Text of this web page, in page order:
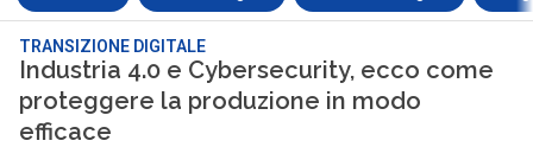
TRANSIZIONE DIGITALE
Industria 4.0 e Cybersecurity, ecco come
proteggere la produzione in modo
efficace